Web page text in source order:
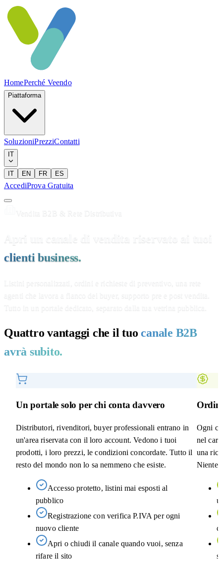
HomePerché Veendo
Piattaforma
SoluzioniPrezziContatti
IT
IT EN FR ES
AccediProva Gratuita
Vendita B2B & Rete Distributiva
Apri un canale di vendita riservato ai tuoi
clienti business.
Listini personalizzati, ordini e richieste di preventivo, una rete
agenti che lavora a fianco dei buyer, supporto pre e post vendita.
Tutto in un portale dedicato, separato dalla tua vetrina pubblica.
Quattro vantaggi che il tuocanale B2B
avrà subito.
Un portale solo per chi conta davvero
Distributori, rivenditori, buyer professionali entrano in
un'area riservata con il loro account. Vedono i tuoi
prodotti, i loro prezzi, le condizioni concordate. Tutto il
resto del mondo non lo sa nemmeno che esiste.
Accesso protetto, listini mai esposti al
pubblico
Registrazione con verifica P.IVA per ogni
nuovo cliente
Apri o chiudi il canale quando vuoi, senza
rifare il sito
Ogni
nel
una
Niente